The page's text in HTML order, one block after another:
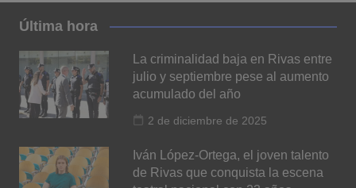
Última hora
La criminalidad baja en Rivas entre
julio y septiembre pese al aumento
acumulado del año
2 de diciembre de 2025
Iván López-Ortega, el joven talento
de Rivas que conquista la escena